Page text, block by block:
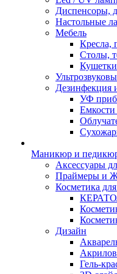
Диспенсоры,
Настольные
Мебель
Кресла,
Столы,
Дезинфекция
УФ
Емкости
Маникюр и
Аксессуары
Праймеры и
Косметика
Дизайн
Гель-